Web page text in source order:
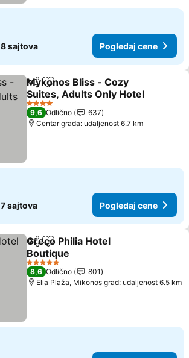
8 sajtova Pogledaj cene
Deli Dodati u favorite
Mykonos Bliss - Cozy
Suites, Adults Only Hotel
Pogledaj cene
4 Zvezdice
9,6 Odlično
637
Centar grada: udaljenost 6.7 km
7 sajtova Pogledaj cene
Deli Dodati u favorite
Greco Philia Hotel
Boutique
Pogledaj cene
5 Zvezdice
8,6 Odlično
801
Elia Plaža, Mikonos grad: udaljenost 6.5 km